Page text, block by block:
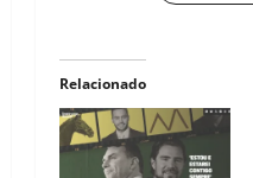
Relacionado